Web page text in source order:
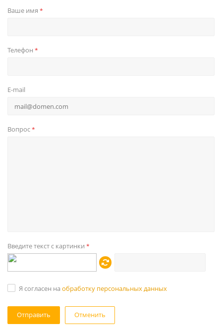
Ваше имя *
Телефон *
E-mail
Вопрос*
Введите текст с картинки *
Я согласен на обработку персональных данных
Отменить